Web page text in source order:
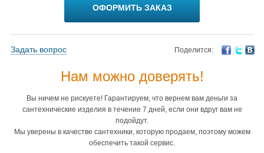
ОФОРМИТЬ ЗАКАЗ
Задать вопрос Поделится:
Нам можно доверять!
Вы ничем не рискуете! Гарантируем, что вернем вам деньги за
сантехнические изделия в течение 7 дней, если они вдруг вам не
подойдут.
Мы уверены в качестве сантехники, которую продаем, поэтому можем
обеспечить такой сервис.